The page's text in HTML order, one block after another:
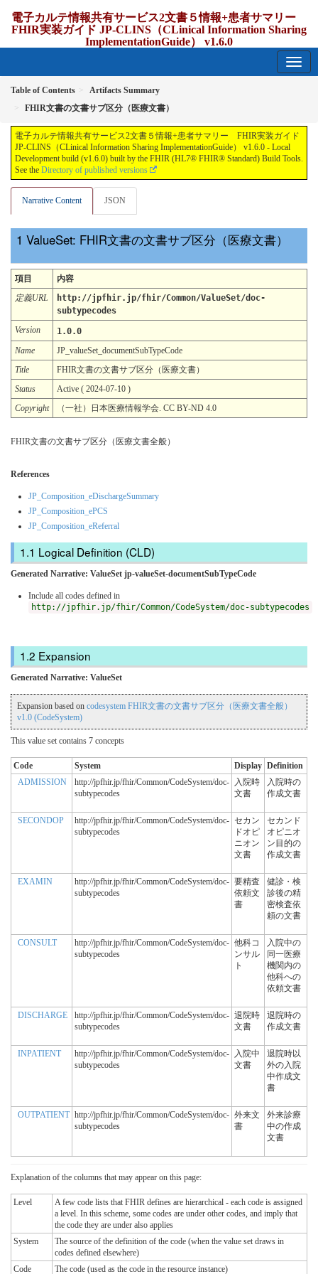
電子カルテ情報共有サービス2文書５情報+患者サマリー
FHIR実装ガイド JP-CLINS（CLinical Information Sharing
ImplementationGuide） v1.6.0
Table of Contents
Artifacts Summary
FHIR文書の文書サブ区分（医療文書）
電子カルテ情報共有サービス2文書５情報+患者サマリー FHIR実装ガイド
JP-CLINS（CLinical Information Sharing ImplementationGuide） v1.6.0 - Local
Development build (v1.6.0) built by the FHIR (HL7® FHIR® Standard) Build Tools.
See the Directory of published versions
Narrative Content JSON
ValueSet: FHIR文書の文書サブ区分（医療文書）
項目
内容
定義URL
http://jpfhir.jp/fhir/Common/ValueSet/doc-
subtypecodes
Version
1.0.0
Name
JP_valueSet_documentSubTypeCode
Title
FHIR文書の文書サブ区分（医療文書）
Status
Active ( 2024-07-10 )
Copyright
（一社）日本医療情報学会. CC BY-ND 4.0
FHIR文書の文書サブ区分（医療文書全般）
References
JP_Composition_eDischargeSummary
JP_Composition_ePCS
JP_Composition_eReferral
Logical Definition (CLD)
Generated Narrative: ValueSet jp-valueSet-documentSubTypeCode
Include all codes defined in
http://jpfhir.jp/fhir/Common/CodeSystem/doc-subtypecodes
Expansion
Generated Narrative: ValueSet
Expansion based on codesystem FHIR文書の文書サブ区分（医療文書全般）
v1.0 (CodeSystem)
This value set contains 7 concepts
Code System Display Definition
ADMISSION
http://jpfhir.jp/fhir/Common/CodeSystem/doc-
subtypecodes
入院時
文書
入院時の
作成文書
SECONDOP
http://jpfhir.jp/fhir/Common/CodeSystem/doc-
subtypecodes
セカン
ドオピ
ニオン
文書
セカンド
オピニオ
ン目的の
作成文書
EXAMIN
http://jpfhir.jp/fhir/Common/CodeSystem/doc-
subtypecodes
要精査
依頼文
書
健診・検
診後の精
密検査依
頼の文書
CONSULT
http://jpfhir.jp/fhir/Common/CodeSystem/doc-
subtypecodes
他科コ
ンサル
ト
入院中の
同一医療
機関内の
他科への
依頼文書
DISCHARGE
http://jpfhir.jp/fhir/Common/CodeSystem/doc-
subtypecodes
退院時
文書
退院時の
作成文書
INPATIENT
http://jpfhir.jp/fhir/Common/CodeSystem/doc-
subtypecodes
入院中
文書
退院時以
外の入院
中作成文
書
OUTPATIENT http://jpfhir.jp/fhir/Common/CodeSystem/doc-
subtypecodes
外来文
書
外来診療
中の作成
文書
Explanation of the columns that may appear on this page:
Level
A few code lists that FHIR defines are hierarchical - each code is assigned
a level. In this scheme, some codes are under other codes, and imply that
the code they are under also applies
System
The source of the definition of the code (when the value set draws in
codes defined elsewhere)
Code
The code (used as the code in the resource instance)